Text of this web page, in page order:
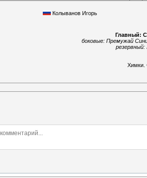
Колыванов Игорь
Главный:
боковые: Премужай
резервный:
Химки